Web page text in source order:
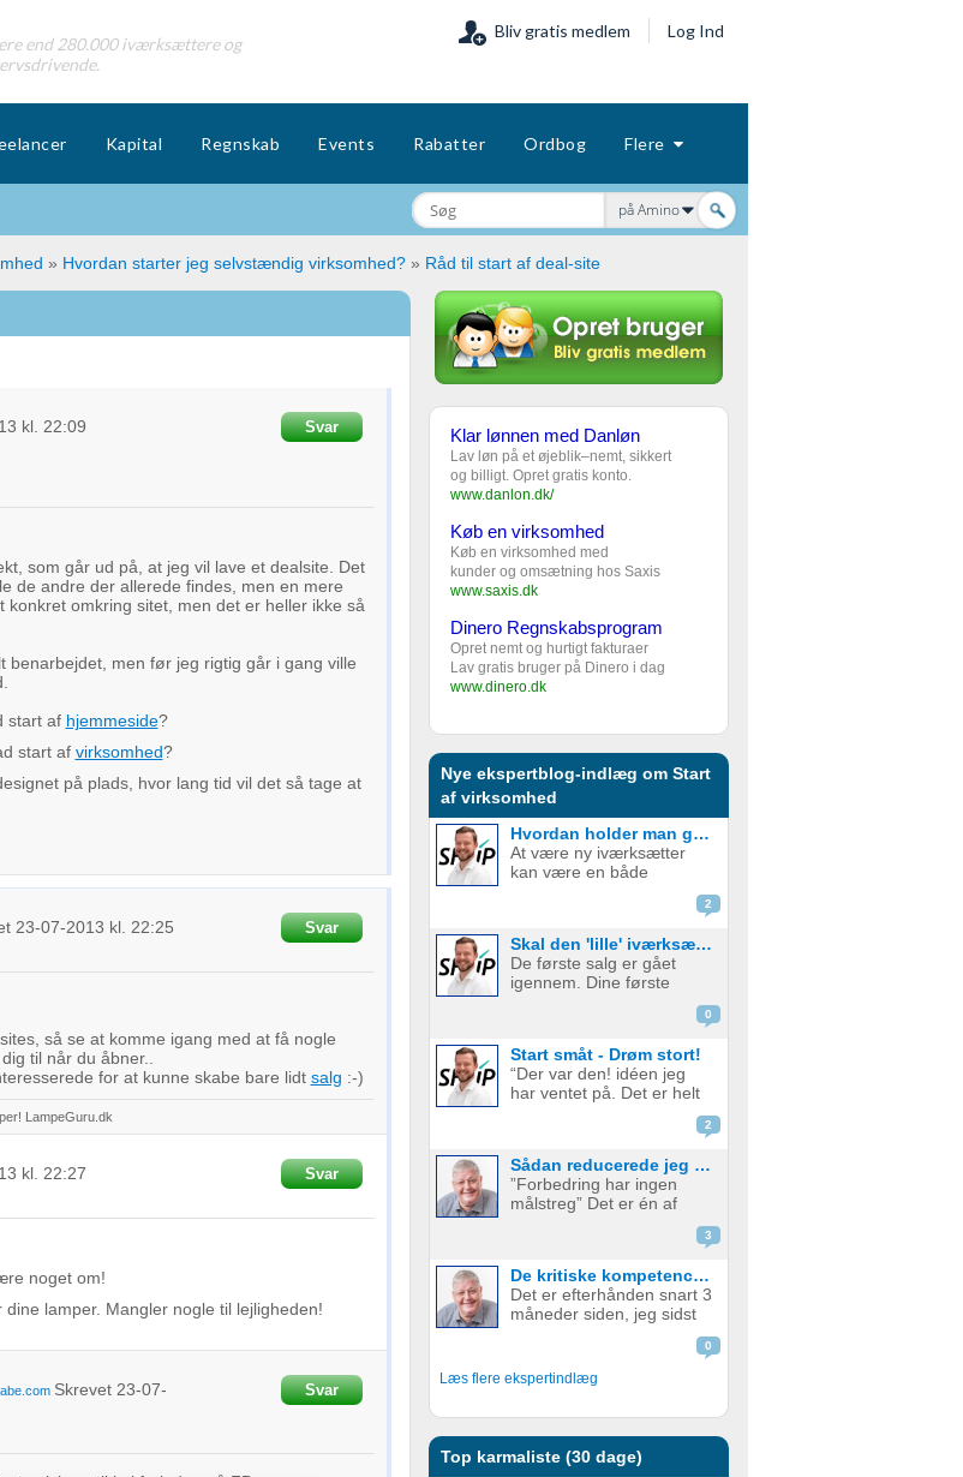
end 280.000 iværksættere og
Bliv gratis medlem Log Ind
Kapital Regnskab Events Rabatter Ordbog Flere
på Amino
» Hvordan starter jeg selvstændig virksomhed? » Råd til start af deal-site
kl. 22:09 Svar
som går ud på, at jeg vil lave et dealsite. Det
de andre der allerede findes, men en mere
omkring sitet, men det er heller ikke så
benarbejdet, men før jeg rigtig går i gang ville
start af hjemmeside?
start af virksomhed?
på plads, hvor lang tid vil det så tage at
23-07-2013 kl. 22:25 Svar
så se at komme igang med at få nogle
til når du åbner..
for at kunne skabe bare lidt salg :-)
LampeGuru.dk
kl. 22:27 Svar
noget om!
lamper. Mangler nogle til lejligheden!
Skrevet 23-07-
Svar
Klar lønnen med Danløn
Lav løn på et øjeblik–nemt, sikkert
og billigt. Opret gratis konto.
www.danlon.dk/
Køb en virksomhed
Køb en virksomhed med
kunder og omsætning hos Saxis
www.saxis.dk
Dinero Regnskabsprogram
Opret nemt og hurtigt fakturaer
Lav gratis bruger på Dinero i dag
www.dinero.dk
Nye ekspertblog-indlæg om Start
af virksomhed
Hvordan holder man gejsten oppe som ny iværksætter?
At være ny iværksætter
kan være en både
følger med at starte egen
virksomhed, er det som
mange jagter, men
2
Skal den 'lille' iværksætter bruge penge på digital marketing?
De første salg er gået
igennem. Dine første
tilfredse. Det virker virkelig
plads, og et marked for dit
produkt. Men hvornår skal
man så tage springet og
0
Start småt - Drøm stort!
“Der var den! idéen jeg
har ventet på. Det er helt
genialt. Det er det her, jeg
skal. Hvem vil IKKE betale
er mange gode
iværksætterhistorier
startet og med god grund.
2
Sådan reducerede jeg min ugentlige arbejdstid med +20 timer og tjente samtidig mange flere penge.
”Forbedring har ingen
målstreg” Det er én af
Jeg er efterhånden blevet
alder). Og selvom jeg
efterhånden har levet
iværksætterlivet i snart 50
3
De kritiske kompetencer til forudsigelig, langtidsholdbar profitabel vækst – og samtidig mindre arbejde - Del 1
Det er efterhånden snart 3
måneder siden, jeg sidst
blogindlæg har handlet
om mine refleksioner om
havde overs...
0
Læs flere ekspertindlæg
Top karmaliste (30 dage)